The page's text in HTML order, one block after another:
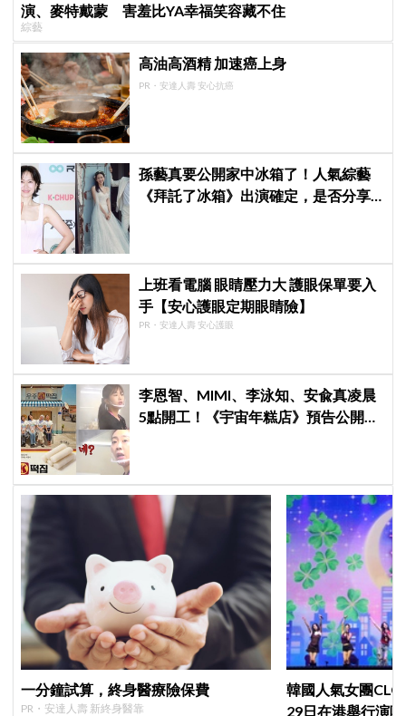
演、麥特戴蒙 害羞比YA幸福笑容藏不住
綜藝
高油高酒精 加速癌上身
PR・安達人壽 安心抗癌
孫藝真要公開家中冰箱了！人氣綜藝
《拜託了冰箱》出演確定，是否分享
上班看電腦 眼睛壓力大 護眼保單要入
手【安心護眼定期眼睛險】
PR・安達人壽 安心護眼
李恩智、MIMI、李泳知、安兪真凌晨
5點開工！《宇宙年糕店》預告公開，
一分鐘試算，終身醫療險保費
PR・安達人壽 新終身醫靠
韓國人氣女團CLC
29日在港舉行演